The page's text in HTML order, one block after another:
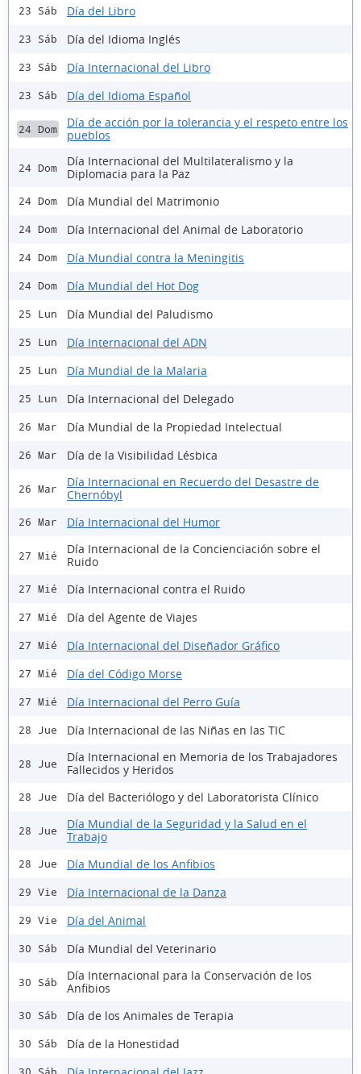
23 Sáb Día del Libro
23 Sáb Día del Idioma Inglés
23 Sáb Día Internacional del Libro
23 Sáb Día del Idioma Español
24 Dom
Día de acción por la tolerancia y el respeto entre los
pueblos
24 Dom
Día Internacional del Multilateralismo y la
Diplomacia para la Paz
24 Dom Día Mundial del Matrimonio
24 Dom Día Internacional del Animal de Laboratorio
24 Dom Día Mundial contra la Meningitis
24 Dom Día Mundial del Hot Dog
25 Lun Día Mundial del Paludismo
25 Lun Día Internacional del ADN
25 Lun Día Mundial de la Malaria
25 Lun Día Internacional del Delegado
26 Mar Día Mundial de la Propiedad Intelectual
26 Mar Día de la Visibilidad Lésbica
26 Mar
Día Internacional en Recuerdo del Desastre de
Chernóbyl
26 Mar Día Internacional del Humor
27 Mié
Día Internacional de la Concienciación sobre el
Ruido
27 Mié Día Internacional contra el Ruido
27 Mié Día del Agente de Viajes
27 Mié Día Internacional del Diseñador Gráfico
27 Mié Día del Código Morse
27 Mié Día Internacional del Perro Guía
28 Jue Día Internacional de las Niñas en las TIC
28 Jue
Día Internacional en Memoria de los Trabajadores
Fallecidos y Heridos
28 Jue Día del Bacteriólogo y del Laboratorista Clínico
28 Jue
Día Mundial de la Seguridad y la Salud en el
Trabajo
28 Jue Día Mundial de los Anfibios
29 Vie Día Internacional de la Danza
29 Vie Día del Animal
30 Sáb Día Mundial del Veterinario
30 Sáb
Día Internacional para la Conservación de los
Anfibios
30 Sáb Día de los Animales de Terapia
30 Sáb Día de la Honestidad